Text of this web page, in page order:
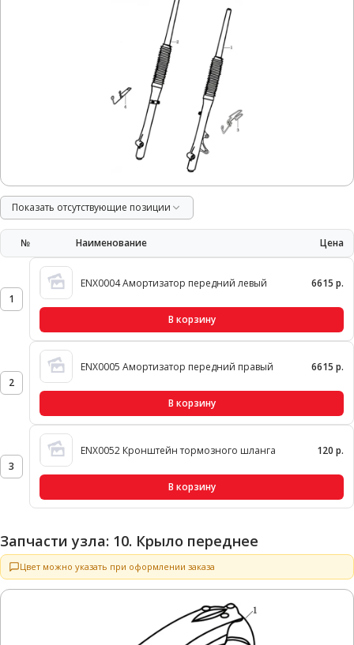
Показать отсутствующие позиции
№ Наименование Цена
1
ENX0004 Амортизатор передний левый 6615 р.
В корзину
2
ENX0005 Амортизатор передний правый 6615 р.
В корзину
3
ENX0052 Кронштейн тормозного шланга 120 р.
В корзину
Запчасти узла: 10. Крыло переднее
Цвет можно указать при оформлении заказа